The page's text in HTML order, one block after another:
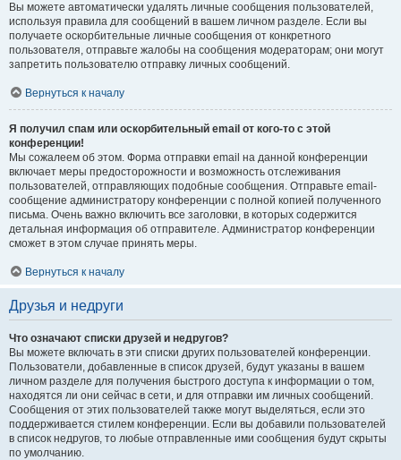
Вы можете автоматически удалять личные сообщения пользователей,
используя правила для сообщений в вашем личном разделе. Если вы
получаете оскорбительные личные сообщения от конкретного
пользователя, отправьте жалобы на сообщения модераторам; они могут
запретить пользователю отправку личных сообщений.
Вернуться к началу
Я получил спам или оскорбительный email от кого-то с этой
конференции!
Мы сожалеем об этом. Форма отправки email на данной конференции
включает меры предосторожности и возможность отслеживания
пользователей, отправляющих подобные сообщения. Отправьте email-
сообщение администратору конференции с полной копией полученного
письма. Очень важно включить все заголовки, в которых содержится
детальная информация об отправителе. Администратор конференции
сможет в этом случае принять меры.
Вернуться к началу
Друзья и недруги
Что означают списки друзей и недругов?
Вы можете включать в эти списки других пользователей конференции.
Пользователи, добавленные в список друзей, будут указаны в вашем
личном разделе для получения быстрого доступа к информации о том,
находятся ли они сейчас в сети, и для отправки им личных сообщений.
Сообщения от этих пользователей также могут выделяться, если это
поддерживается стилем конференции. Если вы добавили пользователей
в список недругов, то любые отправленные ими сообщения будут скрыты
по умолчанию.